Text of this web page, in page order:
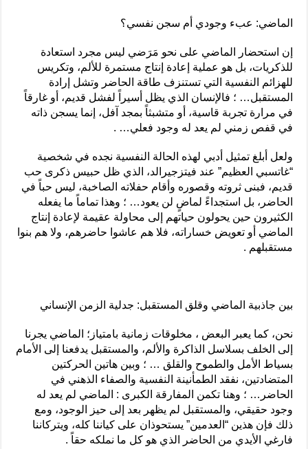
الماضي: عبء وجودي أم سجن نفسي؟
إن استحضار الماضي على نحو مَرَضي ليس مجرد استعادة
للذكريات، بل هو عملية إعادة إنتاج مستمرة للألم، وتكريس
للهزائم النفسية التي تستنزف طاقة الحاضر وتشل إرادة
المستقبل… ؛ فالإنسان الذي يظل أسيراً لفشل قديم، أو غارقاً
في مرارة تجربة قاسية، أو متشبثاً بمجد آفل، إنما يسجن ذاته
في قفص زمني لم يعد له وجود فعلي… .
ولعل أبلغ تمثيل أدبي لهذه الحالة النفسية نجده في شخصية
“غاتسبي العظيم” عند فيتزجيرالد، الذي ظل حبيس ذكرى حب
قديم، فبنى ثروته وقصوره وأقام حفلاته الصاخبة، ليس حباً في
الحاضر، بل استجداءً لماضٍ لن يعود… ؛ وهذا تماماً ما يفعله
الكثيرون حين يحولون حياتهم إلى محاولة عقيمة لإعادة إنتاج
الماضي أو تعويض خساراته، فلا هم عاشوا حاضرهم، ولا هم بنوا
مستقبلهم .
بين جاذبية الماضي وقلق المستقبل: جدلية الزمن الإنساني
نحن، كما يعبر البعض ، مخلوقات زمانية بامتياز؛ الماضي يجرنا
إلى الخلف بسلاسل الذاكرة والألم، والمستقبل يدفعنا إلى الأمام
بسياط الأمل والطموح والقلق … ؛ وبين هاتين الحركتين
المتضادتين، نفقد الطمأنينة النفسية والصفاء الذهني في
الحاضر… ؛ وهنا تكمن المفارقة الكبرى : الماضي لم يعد له
وجود حقيقي، والمستقبل لم يظهر بعد إلى حيز الوجود، ومع
ذلك فإن هذين “العدمين” يستحوذان على كياننا كله، ويتركاننا
فارغي الأيدي من الحاضر الذي هو كل ما نملكه حقاً .